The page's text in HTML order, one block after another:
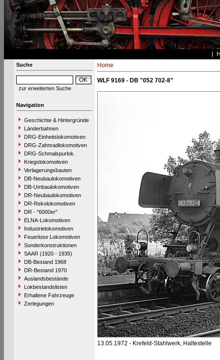
Suche
zur erweiterten Suche
Navigation
Geschichte & Hintergründe
Länderbahnen
DRG-Einheitslokomotiven
DRG-Zahnradlokomotiven
DRG-Schmalspurlok.
Kriegslokomotiven
Verlagerungsbauten
DB-Neubaulokomotiven
DB-Umbaulokomotiven
DR-Neubaulokomotiven
DR-Rekolokomotiven
DR - "6000er"
ELNA-Lokomotiven
Industrielokomotiven
Feuerlose Lokomotiven
Sonderkonstruktionen
SAAR (1920 - 1935)
DB-Bestand 1968
DR-Bestand 1970
Auslandsbestände
Lokbestandslisten
Erhaltene Fahrzeuge
Zerlegungen
Home
WLF 9169 - DB "052 702-8"
13.05.1972 - Krefeld-Stahlwerk, Haltestelle